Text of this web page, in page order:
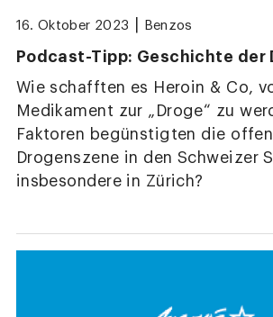
16. Oktober 2023 Benzos
Podcast-Tipp: Geschichte der
Wie schafften es Heroin & Co,
Medikament zur „Droge“ zu
Faktoren begünstigten die
Drogenszene in den Schweizer
insbesondere in Zürich?